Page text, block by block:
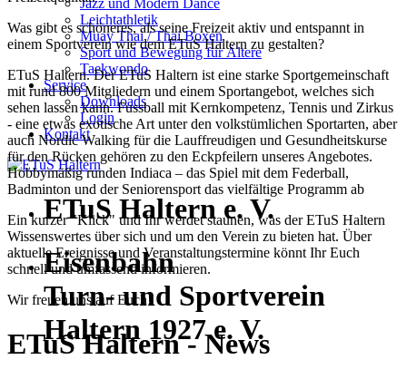
Jazz und Modern Dance
Leichtathletik
Muay Thai / Thai Boxen
Sport und Bewegung für Ältere
Taekwondo
Service
Downloads
Login
Kontakt
ETuS Haltern e. V.
Eisenbahn
Turn- und Sportverein
Haltern 1927 e. V.
Was gibt es schöneres, als seine Freizeit aktiv und entspannt in
einem Sportverein wie dem ETuS Haltern zu gestalten?
ETuS Haltern. Der ETuS Haltern ist eine starke Sportgemeinschaft
mit rund 800 Mitgliedern und einem Sportangebot, welches sich
sehen lassen kann. Fussball mit Kernkompetenz, Tennis und Zirkus
- eine etwas exotische Art unter den volkstümlichen Sportarten, aber
auch Nordic Walking für die Lauffreudigen und Gesundheitskurse
für den Rücken gehören zu den Eckpfeilern unseres Angebotes.
Hobbymäßig runden Indiaca – das Spiel mit dem Federball,
Badminton und der Seniorensport das vielfältige Programm ab
Ein kurzer "Klick" und Ihr werdet staunen, was der ETuS Haltern
Wissenswertes über sich und um den Verein zu bieten hat. Über
aktuelle Ereignisse und Veranstaltungstermine könnt Ihr Euch
schnell und umfassend informieren.
Wir freuen uns auf Euch!
ETuS Haltern - News